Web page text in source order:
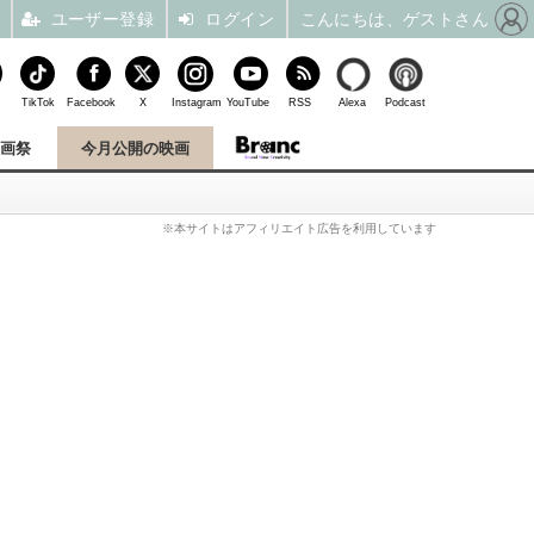
祭 今月公開の映画
※本サイトはアフィリエイト広告を利用しています
TikTok Facebook X Instagram YouTube RSS Alexa Podcast
ユーザー登録 ログイン こんにちは、ゲストさん